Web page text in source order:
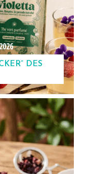
DES